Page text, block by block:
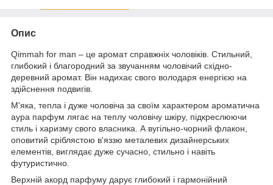
Опис
Qimmah for man – це аромат справжніх чоловіків. Стильний,
глибокий і благородний за звучанням чоловічий східно-
деревний аромат. Він надихає свого володаря енергією на
здійснення подвигів.
М'яка, тепла і дуже чоловіча за своїм характером ароматична
аура парфум лягає на теплу чоловічу шкіру, підкреслюючи
стиль і харизму свого власника. А вугільно-чорний флакон,
оповитий сріблястою в'яззю металевих дизайнерських
елементів, виглядає дуже сучасно, стильно і навіть
футуристично.
Верхній акорд парфуму дарує глибокий і гармонійний